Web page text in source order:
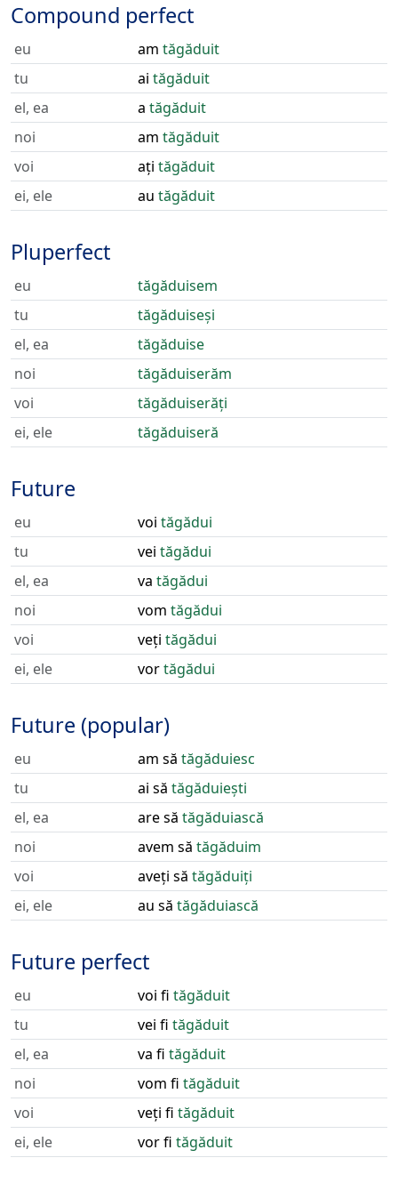
Compound perfect
eu am tăgăduit
tu
ai tăgăduit
el, ea
a tăgăduit
noi
am tăgăduit
voi
ați tăgăduit
ei, ele
au tăgăduit
Pluperfect
eu
tăgăduisem
tu
tăgăduiseși
el, ea
tăgăduise
noi
tăgăduiserăm
voi
tăgăduiserăți
ei, ele
tăgăduiseră
Future
eu voi tăgădui
tu
vei tăgădui
el, ea
va tăgădui
noi
vom tăgădui
voi
veți tăgădui
ei, ele
vortăgădui
Future (popular)
eu am să tăgăduiesc
tu
ai să tăgăduiești
el, ea
are să tăgăduiască
noi
avem să tăgăduim
voi
aveți să tăgăduiți
ei, ele
au să tăgăduiască
Future perfect
eu voi fi tăgăduit
tu
vei fi tăgăduit
el, ea
va fi tăgăduit
noi
vom fi tăgăduit
voi
veți fi tăgăduit
ei, ele
vor fi tăgăduit